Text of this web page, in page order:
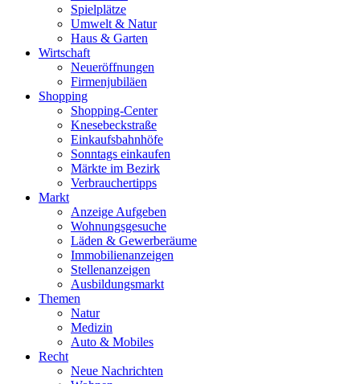
Spielplätze
Umwelt & Natur
Haus & Garten
Wirtschaft
Neueröffnungen
Firmenjubiläen
Shopping
Shopping-Center
Knesebeckstraße
Einkaufsbahnhöfe
Sonntags einkaufen
Märkte im Bezirk
Verbrauchertipps
Markt
Anzeige Aufgeben
Wohnungsgesuche
Läden & Gewerberäume
Immobilienanzeigen
Stellenanzeigen
Ausbildungsmarkt
Themen
Natur
Medizin
Auto & Mobiles
Recht
Neue Nachrichten